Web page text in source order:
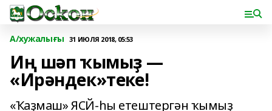
А/хужалығы 31 ИЮЛЯ 2018, 05:53
Иң шәп ҡымыҙ —
«Ирәндек»теке!
«Ҡаҙмаш» ЯСЙ-һы етештергән ҡымыҙ